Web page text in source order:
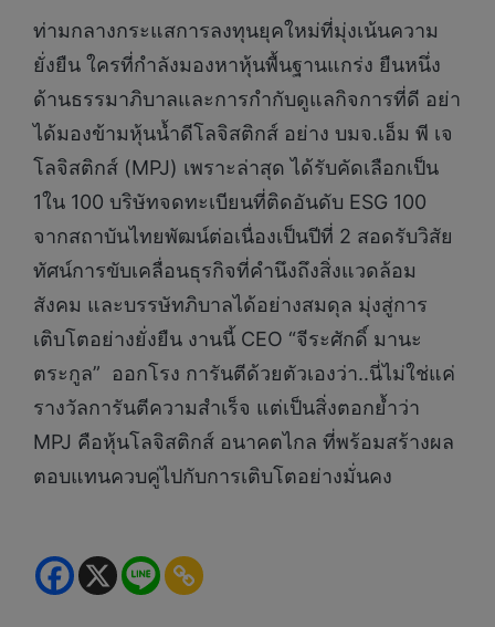
ท่ามกลางกระแสการลงทุนยุคใหม่ที่มุ่งเน้นความ
ยั่งยืน ใครที่กำลังมองหาหุ้นพื้นฐานแกร่ง ยืนหนึ่ง
ด้านธรรมาภิบาลและการกำกับดูแลกิจการที่ดี อย่า
ได้มองข้ามหุ้นน้ำดีโลจิสติกส์ อย่าง บมจ.เอ็ม พี เจ
โลจิสติกส์ (MPJ) เพราะล่าสุด ได้รับคัดเลือกเป็น
1ใน 100 บริษัทจดทะเบียนที่ติดอันดับ ESG 100
จากสถาบันไทยพัฒน์ต่อเนื่องเป็นปีที่ 2 สอดรับวิสัย
ทัศน์การขับเคลื่อนธุรกิจที่คำนึงถึงสิ่งแวดล้อม
สังคม และบรรษัทภิบาลได้อย่างสมดุล มุ่งสู่การ
เติบโตอย่างยั่งยืน งานนี้ CEO “จีระศักดิ์ มานะ
ตระกูล” ออกโรง การันตีด้วยตัวเองว่า..นี่ไม่ใช่แค่
รางวัลการันตีความสำเร็จ แต่เป็นสิ่งตอกย้ำว่า
MPJ คือหุ้นโลจิสติกส์ อนาคตไกล ที่พร้อมสร้างผล
ตอบแทนควบคู่ไปกับการเติบโตอย่างมั่นคง